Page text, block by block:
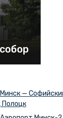
—
Полоцк